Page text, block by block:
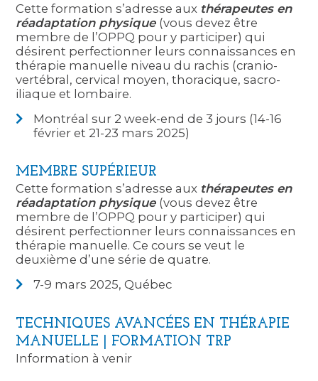
Cette formation s’adresse aux thérapeutes en
réadaptation physique (vous devez être
membre de l’OPPQ pour y participer) qui
désirent perfectionner leurs connaissances en
thérapie manuelle niveau du rachis (cranio-
vertébral, cervical moyen, thoracique, sacro-
iliaque et lombaire.
Montréal sur 2 week-end de 3 jours (14-16
février et 21-23 mars 2025)
MEMBRE SUPÉRIEUR
Cette formation s’adresse aux thérapeutes en
réadaptation physique (vous devez être
membre de l’OPPQ pour y participer) qui
désirent perfectionner leurs connaissances en
thérapie manuelle. Ce cours se veut le
deuxième d’une série de quatre.
7-9 mars 2025, Québec
TECHNIQUES AVANCÉES EN THÉRAPIE
MANUELLE | FORMATION TRP
Information à venir